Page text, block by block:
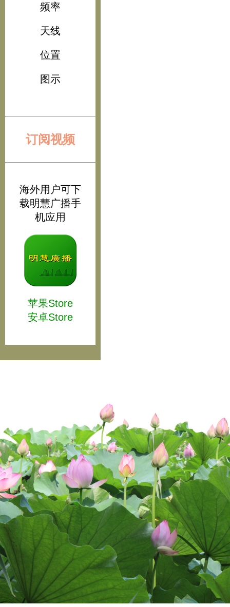
频率
天线
位置
图示
订阅视频
海外用户可下
载明慧广播手
机应用
苹果Store
安卓Store